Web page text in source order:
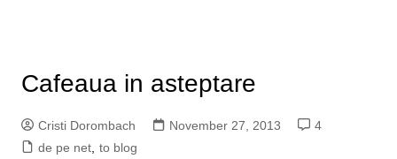
Cafeaua in asteptare
Cristi Dorombach November 27, 2013
4
de pe net, to blog